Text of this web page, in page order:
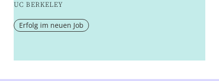
UC BERKELEY
Erfolg im neuen Job